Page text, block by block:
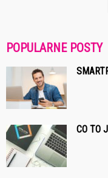
POPULARNE POSTY
CO TO